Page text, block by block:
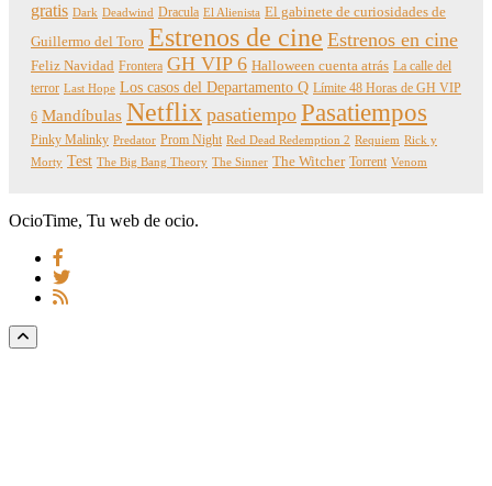
gratis Dark Deadwind Dracula El Alienista El gabinete de curiosidades de
Guillermo del Toro Estrenos de cine Estrenos en cine
Feliz Navidad Frontera GH VIP 6 Halloween cuenta atrás La calle del
terror Last Hope Los casos del Departamento Q Límite 48 Horas de GH VIP
6 Mandíbulas Netflix pasatiempo Pasatiempos
Pinky Malinky Predator Prom Night Red Dead Redemption 2 Requiem Rick y
Morty Test The Big Bang Theory The Sinner The Witcher Torrent Venom
OcioTime, Tu web de ocio.